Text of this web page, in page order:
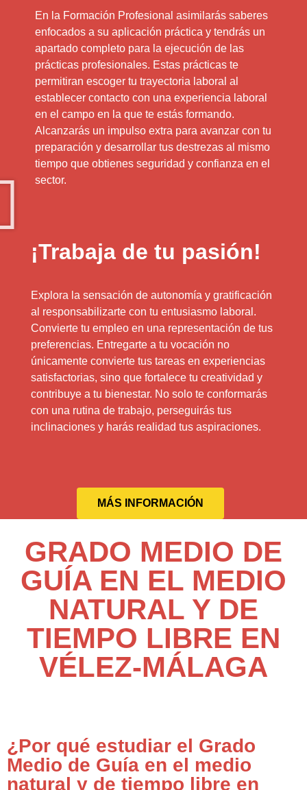
En la Formación Profesional asimilarás saberes
enfocados a su aplicación práctica y tendrás un
apartado completo para la ejecución de las
prácticas profesionales. Estas prácticas te
permitiran escoger tu trayectoria laboral al
establecer contacto con una experiencia laboral
en el campo en la que te estás formando.
Alcanzarás un impulso extra para avanzar con tu
preparación y desarrollar tus destrezas al mismo
tiempo que obtienes seguridad y confianza en el
sector.
¡Trabaja de tu pasión!
Explora la sensación de autonomía y gratificación
al responsabilizarte con tu entusiasmo laboral.
Convierte tu empleo en una representación de tus
preferencias. Entregarte a tu vocación no
únicamente convierte tus tareas en experiencias
satisfactorias, sino que fortalece tu creatividad y
contribuye a tu bienestar. No solo te conformarás
con una rutina de trabajo, perseguirás tus
inclinaciones y harás realidad tus aspiraciones.
MÁS INFORMACIÓN
GRADO MEDIO DE
GUÍA EN EL MEDIO
NATURAL Y DE
TIEMPO LIBRE EN
VÉLEZ-MÁLAGA
¿Por qué estudiar el Grado
Medio de Guía en el medio
natural y de tiempo libre en